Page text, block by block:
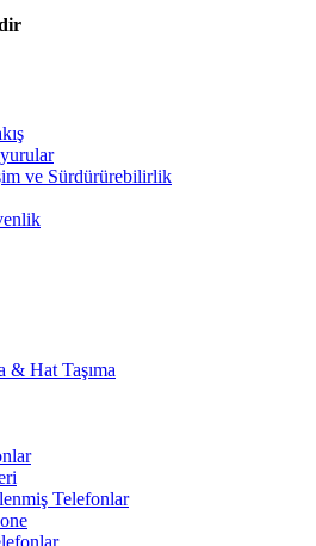
ve Sürdürürebilirlik
& Hat Taşıma
Telefonlar